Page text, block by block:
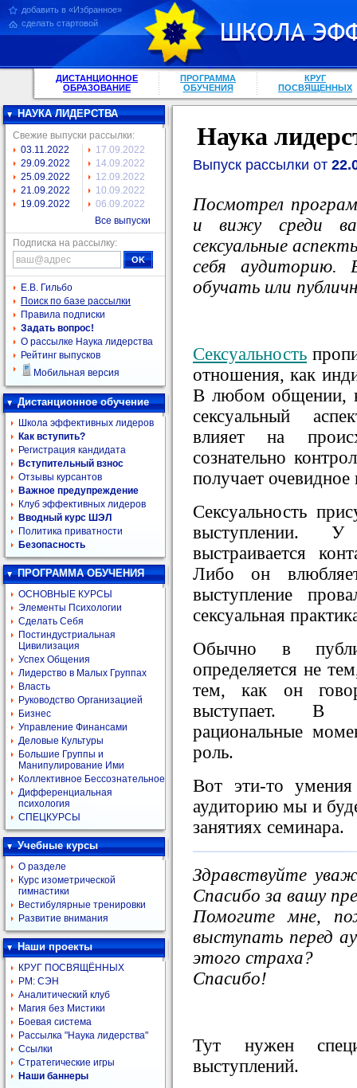
добавить в «Избранное»
сделать стартовой
ДИСТАНЦИОННОЕ
ОБРАЗОВАНИЕ
ПРОГРАММА
ОБУЧЕНИЯ
КРУГ
ПОСВЯЩЕННЫХ
НАУКА ЛИДЕРСТВА
Свежие выпуски рассылки:
03.11.2022
29.09.2022
25.09.2022
21.09.2022
19.09.2022
17.09.2022
14.09.2022
12.09.2022
10.09.2022
06.09.2022
Все выпуски
Подписка на рассылку:
Е.В. Гильбо
Поиск по базе рассылки
Правила подписки
Задать вопрос!
О рассылке Наука лидерства
Рейтинг выпусков
Мобильная версия
Дистанционное обучение
Школа эффективных лидеров
Как вступить?
Регистрация кандидата
Вступительный взнос
Отзывы курсантов
Важное предупреждение
Клуб эффективных лидеров
Вводный курс ШЭЛ
Политика приватности
Безопасность
ПРОГРАММА ОБУЧЕНИЯ
ОСНОВНЫЕ КУРСЫ
Элементы Психологии
Сделать Себя
Постиндустриальная
Цивилизация
Успех Общения
Лидерство в Малых Группах
Власть
Руководство Организацией
Бизнес
Управление Финансами
Деловые Культуры
Большие Группы и
Манипулирование Ими
Коллективное Бессознательное
Дифференциальная
психология
СПЕЦКУРСЫ
Учебные курсы
О разделе
Курс изометрической
гимнастики
Вестибулярные тренировки
Развитие внимания
Наши проекты
КРУГ ПОСВЯЩЁННЫХ
РМ: СЭН
Аналитический клуб
Магия без Мистики
Боевая система
Рассылка "Наука лидерства"
Ссылки
Стратегические игры
Наши баннеры
Наука
Выпуск рассылки от
Посмотрел
и вижу среди
сексуальные
себя аудиторию.
обучать или
Сексуальность
отношения, как
В любом общении,
сексуальный
влияет на
сознательно
получает
Сексуальность
выступлении.
выстраивается
Либо он
выступление
сексуальная
Обычно в
определяется не
тем, как он
выступает. В
рациональные
роль.
Вот эти-то
аудиторию мы и
занятиях семинара.
Здравствуйте
Спасибо за вашу
Помогите мне,
выступать перед
этого страха?
Спасибо!
Тут нужен
выступлений.